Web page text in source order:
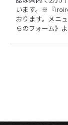
います。※『
おります。メニ
らのフォーム》